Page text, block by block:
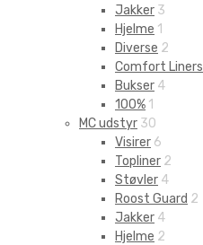
Jakker 3
Hjelme 1
Diverse 2
Comfort Liners
Bukser 4
100% 1
MC udstyr 30
Visirer 6
Topliner 2
Støvler 4
Roost Guard 2
Jakker 4
Hjelme 2